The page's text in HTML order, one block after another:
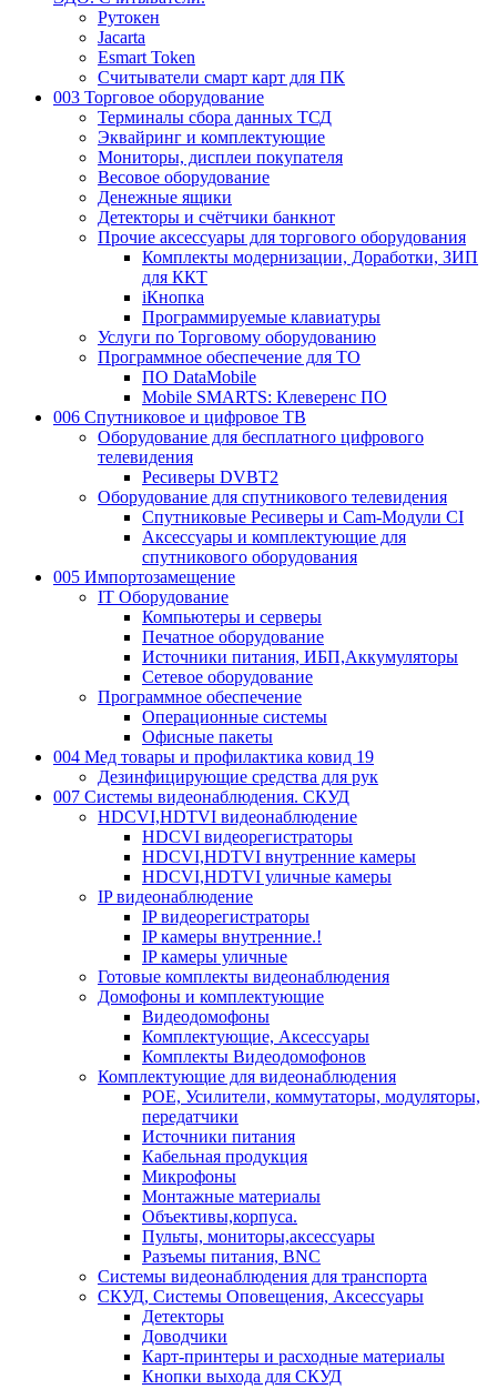
Рутокен
Jacarta
Esmart Token
Считыватели смарт карт для ПК
003 Торговое оборудование
Терминалы сбора данных ТСД
Эквайринг и комплектующие
Мониторы, дисплеи покупателя
Весовое оборудование
Денежные ящики
Детекторы и счётчики банкнот
Прочие аксессуары для торгового оборудования
Комплекты модернизации, Доработки, ЗИП
для ККТ
iКнопка
Программируемые клавиатуры
Услуги по Торговому оборудованию
Программное обеспечение для ТО
ПО DataMobile
Mobile SMARTS: Клеверенс ПО
006 Спутниковое и цифровое ТВ
Оборудование для бесплатного цифрового
телевидения
Ресиверы DVBT2
Оборудование для спутникового телевидения
Спутниковые Ресиверы и Cam-Модули CI
Аксессуары и комплектующие для
спутникового оборудования
005 Импортозамещение
IT Оборудование
Компьютеры и серверы
Печатное оборудование
Источники питания, ИБП,Аккумуляторы
Сетевое оборудование
Программное обеспечение
Операционные системы
Офисные пакеты
004 Мед товары и профилактика ковид 19
Дезинфицирующие средства для рук
007 Системы видеонаблюдения. СКУД
HDCVI,HDTVI видеонаблюдение
HDCVI видеорегистраторы
HDCVI,HDTVI внутренние камеры
HDCVI,HDTVI уличные камеры
IP видеонаблюдение
IP видеорегистраторы
IP камеры внутренние.!
IP камеры уличные
Готовые комплекты видеонаблюдения
Домофоны и комплектующие
Видеодомофоны
Комплектующие, Аксессуары
Комплекты Видеодомофонов
Комплектующие для видеонаблюдения
POE, Усилители, коммутаторы, модуляторы,
передатчики
Источники питания
Кабельная продукция
Микрофоны
Монтажные материалы
Объективы,корпуса.
Пульты, мониторы,аксессуары
Разъемы питания, BNC
Системы видеонаблюдения для транспорта
СКУД, Системы Оповещения, Аксессуары
Детекторы
Доводчики
Карт-принтеры и расходные материалы
Кнопки выхода для СКУД